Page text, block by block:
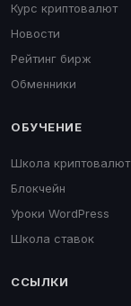
Курс криптовалют
Новости
Рейтинг бирж
Обменники
ОБУЧЕНИЕ
Школа криптовалют
Блокчейн
Уроки WordPress
Школа ставок
ССЫЛКИ